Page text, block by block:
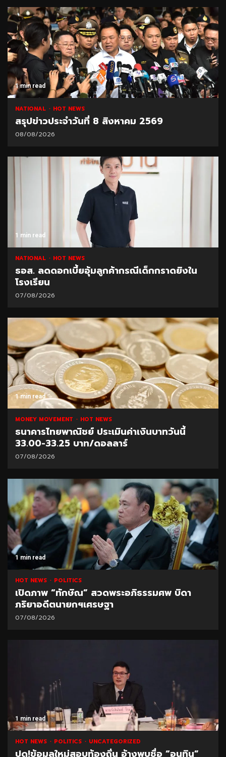
1 min read
NATIONAL HOT NEWS
สรุปข่าวประจำวันที่ 8 สิงหาคม 2569
08/08/2026
1 min read
NATIONAL HOT NEWS
ธอส. ลดดอกเบี้ยอุ้มลูกค้ากรณีเด็กกราดยิงใน
โรงเรียน
07/08/2026
1 min read
MONEY MOVEMENT HOT NEWS
ธนาคารไทยพาณิชย์ ประเมินค่าเงินบาทวันนี้
33.00-33.25 บาท/ดอลลาร์
07/08/2026
1 min read
HOT NEWS POLITICS
เปิดภาพ “ทักษิณ” สวดพระอภิธรรมศพ บิดา
ภริยาอดีตนายกฯเศรษฐา
07/08/2026
1 min read
HOT NEWS POLITICS UNCATEGORIZED
ปูด!ข้อมูลใหม่สอบท้องถิ่น อ้างพบชื่อ “อนุทิน”